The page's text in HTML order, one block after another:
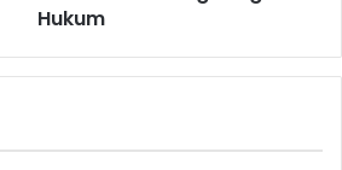
Hukum